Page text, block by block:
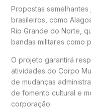
Propostas
brasileiros, como
Rio Grande do Norte,
bandas militares como
O projeto garantirá
atividades do Corpo
de mudanças
de fomento cultural e
corporação.